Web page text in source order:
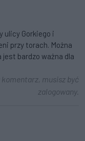
ulicy Gorkiego i
przy torach. Można
bardzo ważna dla
musisz być
zalogowany.